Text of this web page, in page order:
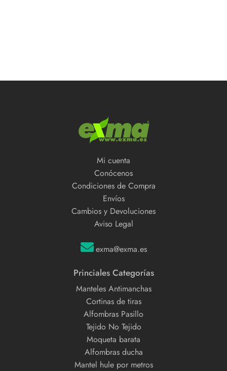
Mi cuenta
Conócenos
Condiciones de Compra
Envíos
Cambios y Devoluciones
Aviso Legal
exma@exma.es
Princiales Categorías
Manteles Antimanchas
Cortinas de tiras
Alfombras Pasillo
Tejido No Tejido
Moqueta barata
Alfombras ducha
Mantel hule por metros